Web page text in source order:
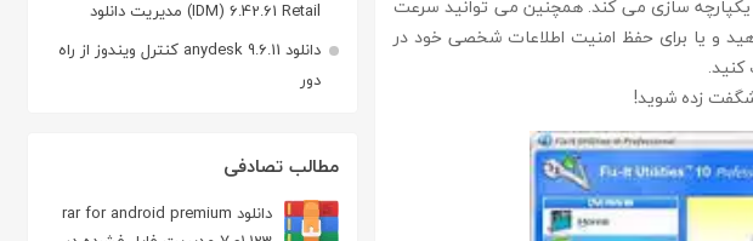
سازی می کند. همچنین می توانید سرعت
دهید و یا برای حفظ امنیت اطلاعات شخصی خود در
شگفت زده شوید!
(IDM) 6.42.61 Retail مدیریت دانلود
دانلود anydesk 9.6.11 کنترل ویندوز از راه
دور
مطالب تصادفی
دانلود rar for android premium